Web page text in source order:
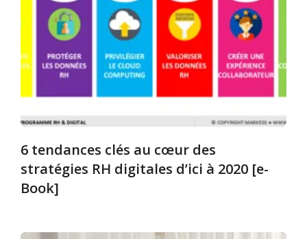
6 tendances clés au cœur des
stratégies RH digitales d’ici à 2020 [e-
Book]